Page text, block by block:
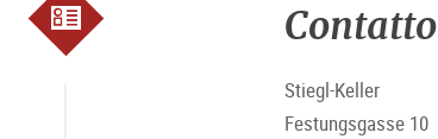
Contatto
Stiegl-Keller
Festungsgasse 10